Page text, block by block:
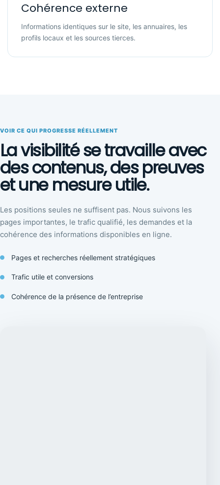
Cohérence externe
Informations identiques sur le site, les annuaires, les
profils locaux et les sources tierces.
VOIR CE QUI PROGRESSE RÉELLEMENT
La visibilité se travaille avec
des contenus, des preuves
et une mesure utile.
Les positions seules ne suffisent pas. Nous suivons les
pages importantes, le trafic qualifié, les demandes et la
cohérence des informations disponibles en ligne.
Pages et recherches réellement stratégiques
Trafic utile et conversions
Cohérence de la présence de l’entreprise